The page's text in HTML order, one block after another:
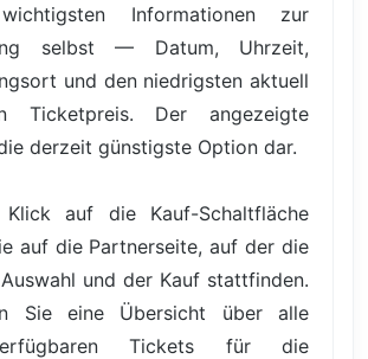
Informationen zur
selbst — Datum, Uhrzeit,
und den niedrigsten aktuell
Ticketpreis. Der angezeigte
derzeit günstigste Option dar.
auf die Kauf-Schaltfläche
auf die Partnerseite, auf der die
und der Kauf stattfinden.
Sie eine Übersicht über alle
Tickets für die